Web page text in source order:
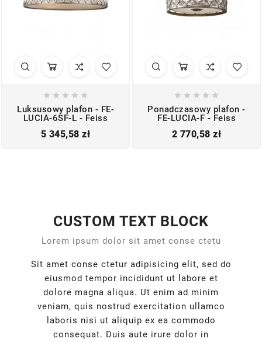
    
Luksusowy plafon - FE-
LUCIA-6SF-L - Feiss
5 345,58 złCena
    
Ponadczasowy plafon -
FE-LUCIA-F - Feiss
2 770,58 złCena
CUSTOM TEXT BLOCK
Lorem ipsum dolor sit amet conse ctetu
Sit amet conse ctetur adipisicing elit, sed do
eiusmod tempor incididunt ut labore et
dolore magna aliqua. Ut enim ad minim
veniam, quis nostrud exercitation ullamco
laboris nisi ut aliquip ex ea commodo
consequat. Duis aute irure dolor in